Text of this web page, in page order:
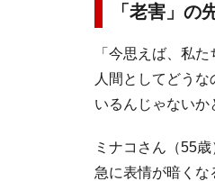
「老害」の
「今思えば、私
人間としてどう
いるんじゃないか
ミナコさん（55
急に表情が暗くな